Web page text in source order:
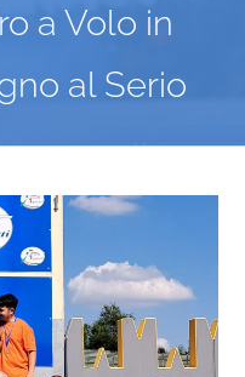
a Volo in
al Serio